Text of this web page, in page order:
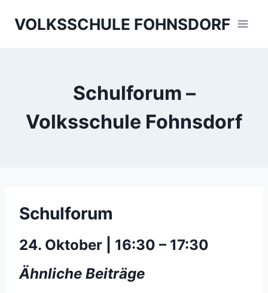
VOLKSSCHULE FOHNSDORF
Schulforum –
Volksschule Fohnsdorf
Schulforum
24. Oktober | 16:30 – 17:30
Ähnliche Beiträge